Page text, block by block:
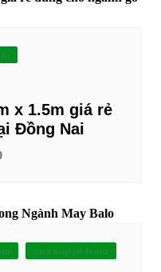
x 1.5m giá rẻ
Đồng Nai
mut xop pe foam